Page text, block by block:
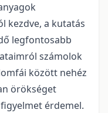
kezdve, a kutatás
legfontosabb
számolok
között nehéz
örökséget
érdemel.